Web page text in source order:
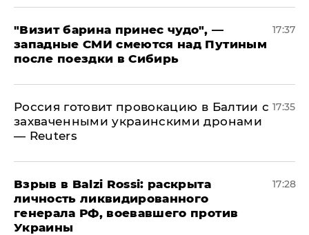
"Визит барина принес чудо", —
западные СМИ смеются над Путиным
после поездки в Сибирь
17:37
​Россия готовит провокацию в Балтии с
захваченными украинскими дронами
— Reuters
17:35
​Взрыв в Balzi Rossi: раскрыта
личность ликвидированного
генерала РФ, воевавшего против
Украины
17:28